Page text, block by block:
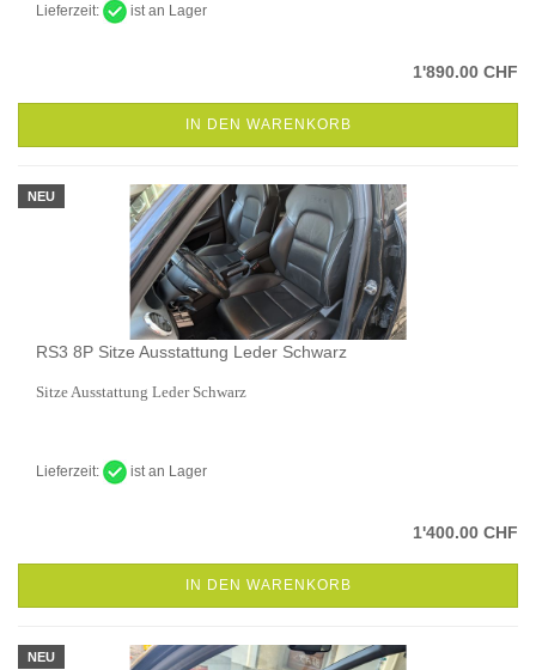
Lieferzeit: ist an Lager
1'890.00 CHF
IN DEN WARENKORB
NEU
RS3 8P Sitze Ausstattung Leder Schwarz
Sitze Ausstattung Leder Schwarz
Lieferzeit: ist an Lager
1'400.00 CHF
IN DEN WARENKORB
NEU